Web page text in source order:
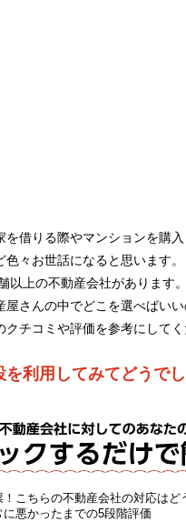
を借りる際やマンションを購
々お世話になると思います。
以上の不動産会社があります。
屋さんの中でどこを選べばいい
チコミや評価を参考にしてく
を利用してみてどうで
こちらの不動産会社の対応はど
悪かったまでの5段階評価